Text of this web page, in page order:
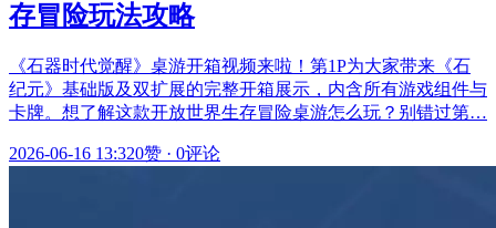
存冒险玩法攻略
《石器时代觉醒》桌游开箱视频来啦！第1P为大家带来《石
纪元》基础版及双扩展的完整开箱展示，内含所有游戏组件与
卡牌。想了解这款开放世界生存冒险桌游怎么玩？别错过第…
2026-06-16 13:320赞 · 0评论